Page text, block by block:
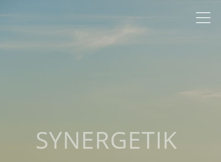
SYNERGETIK